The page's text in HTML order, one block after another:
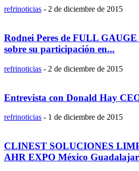
refrinoticias - 2 de diciembre de 2015
Rodnei Peres de FULL
sobre su participación en...
refrinoticias - 2 de diciembre de 2015
Entrevista con Donald Hay
refrinoticias - 1 de diciembre de 2015
CLINEST SOLUCIONES
AHR EXPO México